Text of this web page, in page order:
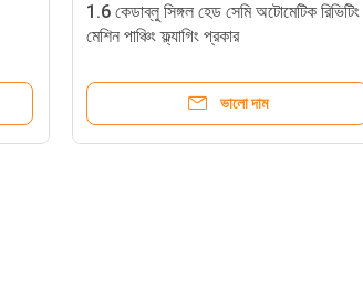
1.6 কেডাব্লু সিঙ্গল হেড সেমি অটোমেটিক রিভিটিং
মেশিন পাঞ্চিং ফ্ল্যাগিং প্রকার
ভালো দাম